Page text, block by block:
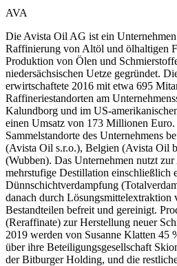
AVA
Die Avista Oil AG ist ein
Raffinierung von Altöl und ölhaltigen
Produktion von Ölen und
niedersächsischen Uetze gegründet.
erwirtschaftete 2016 mit etwa 695
Raffineriestandorten am
Kalundborg und im US-
einen Umsatz von 173 Millionen
Sammelstandorte des Unternehmens
(Avista Oil s.r.o.), Belgien (Avista Oil
(Wubben). Das Unternehmen nutzt
mehrstufige Destillation einschließlich
Dünnschichtverdampfung
danach durch Lösungsmittelextraktion
Bestandteilen befreit und gereinigt.
(Reraffinate) zur Herstellung neuer
2019 werden von Susanne Klatten 45
über ihre Beteiligungsgesellschaft
der Bitburger Holding, und die